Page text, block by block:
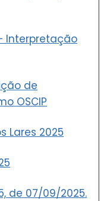
– Interpretação
de
OSCIP
Lares 2025
de 07/09/2025.